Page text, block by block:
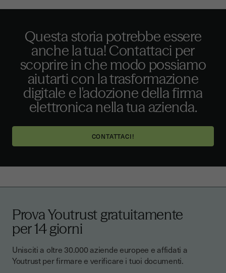
Questa storia potrebbe essere
anche la tua! Contattaci per
scoprire in che modo possiamo
aiutarti con la trasformazione
digitale e l'adozione della firma
elettronica nella tua azienda.
CONTATTACI!
Prova Youtrust gratuitamente
per 14 giorni
Unisciti a oltre 30.000 aziende europee e affidati a
Youtrust per firmare e verificare i tuoi documenti.